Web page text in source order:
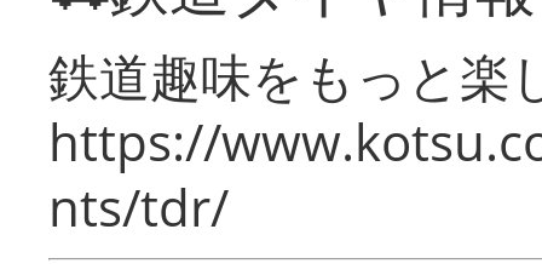
鉄道趣味をもっと楽
https://
nts/tdr/